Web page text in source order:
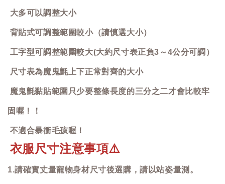
大多可以調整大小
背貼式可調整範圍較小（請慎選大小）
工字型可調整範圍較大(大約尺寸表正負3～4公分可調）
尺寸表為魔鬼氈上下正常對齊的大小
魔鬼氈黏貼範圍只少要整條長度的三分之二才會比較牢
固喔！！
不適合暴衝毛孩喔！
衣服尺寸注意事項⚠️
1.請確實丈量寵物身材尺寸後選購，請以站姿量測。